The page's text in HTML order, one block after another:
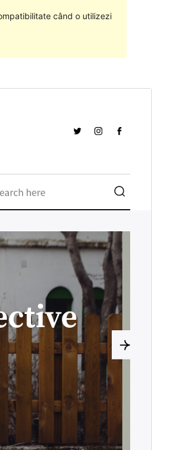
când o utilizezi
11 august 2018